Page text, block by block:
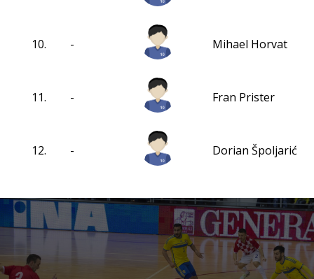
10. - Mihael Horvat
11. - Fran Prister
12. - Dorian Špoljarić